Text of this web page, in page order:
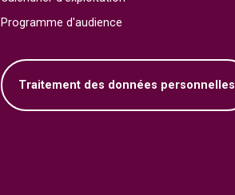
Programme d'audience
Traitement des données personnelles